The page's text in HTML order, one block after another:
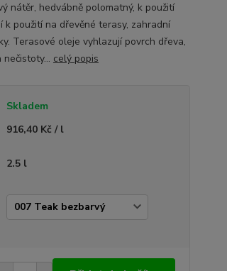
nátěr, hedvábně polomatný, k použití
k použití na dřevěné terasy, zahradní
Terasové oleje vyhlazují povrch dřeva,
celý popis
Skladem
916,40 Kč / l
2.5 l